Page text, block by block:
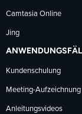
Camtasia Online
Jing
Kundenschulung
Meeting-
Anleitungsvideos